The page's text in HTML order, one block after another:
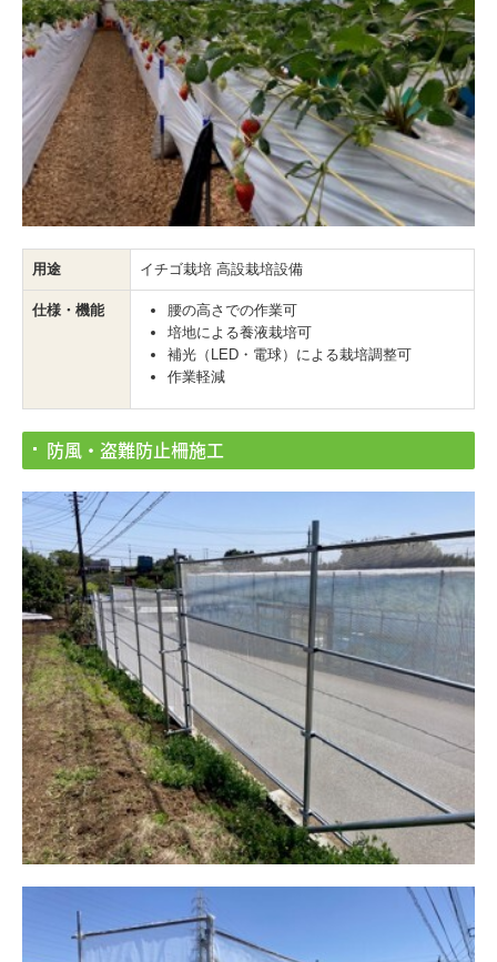
用途 イチゴ栽培 高設栽培設備
仕様・機能
腰の高さでの作業可
培地による養液栽培可
補光（LED・電球）による栽培調整可
作業軽減
防風・盗難防止柵施工